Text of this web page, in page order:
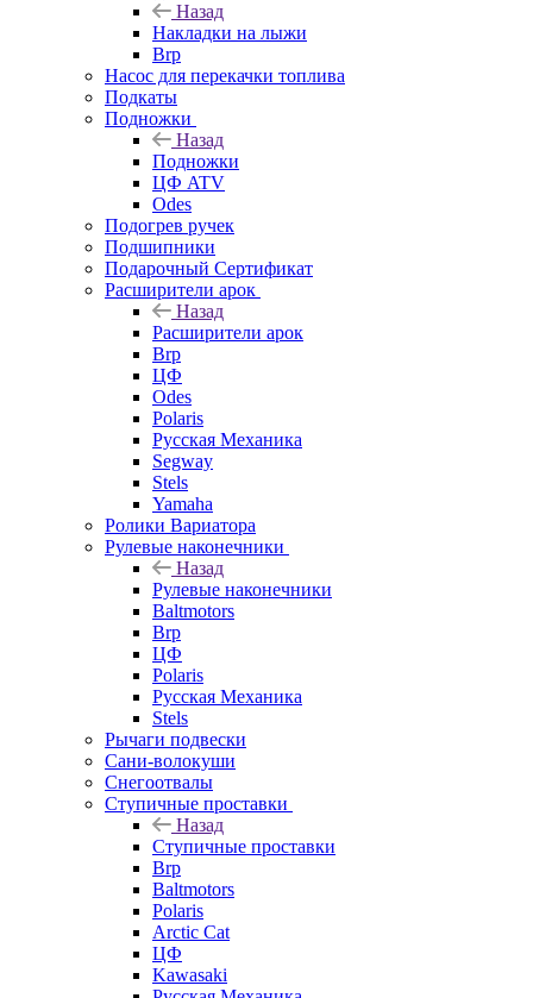
Назад
Накладки на лыжи
Brp
Насос для перекачки топлива
Подкаты
Подножки
Назад
Подножки
ЦФ ATV
Odes
Подогрев ручек
Подшипники
Подарочный Сертификат
Расширители арок
Назад
Расширители арок
Brp
ЦФ
Odes
Polaris
Русская Механика
Segway
Stels
Yamaha
Ролики Вариатора
Рулевые наконечники
Назад
Рулевые наконечники
Baltmotors
Brp
ЦФ
Polaris
Русская Механика
Stels
Рычаги подвески
Сани-волокуши
Снегоотвалы
Ступичные проставки
Назад
Ступичные проставки
Brp
Baltmotors
Polaris
Arctic Cat
ЦФ
Kawasaki